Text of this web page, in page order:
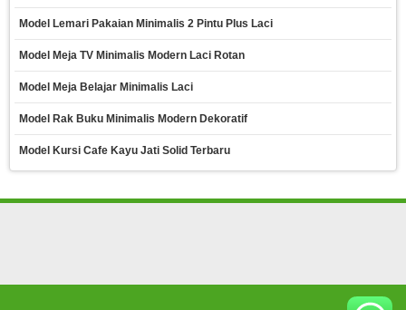
Model Lemari Pakaian Minimalis 2 Pintu Plus Laci
Model Meja TV Minimalis Modern Laci Rotan
Model Meja Belajar Minimalis Laci
Model Rak Buku Minimalis Modern Dekoratif
Model Kursi Cafe Kayu Jati Solid Terbaru